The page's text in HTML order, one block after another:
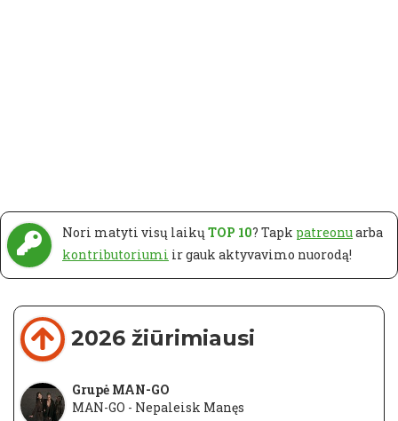
Nori matyti visų laikų TOP 10? Tapk patreonuarba
kontributoriumi ir gauk aktyvavimo nuorodą!
2026 žiūrimiausi
Grupė MAN-GO
MAN-GO - Nepaleisk Manęs